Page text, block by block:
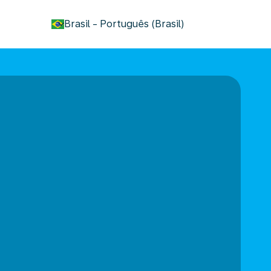
Brasil - Português (Brasil)
keyboard_arrow_down